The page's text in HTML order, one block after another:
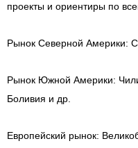
проекты и ориентиры по
Рынок Северной Америки:
Рынок Южной Америки:
Боливия и др.
Европейский рынок: